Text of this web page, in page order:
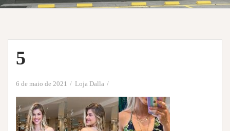
5
6 de maio de 2021 Loja Dalla